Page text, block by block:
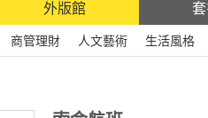
外版館
商管理財 人文藝術 生活風格